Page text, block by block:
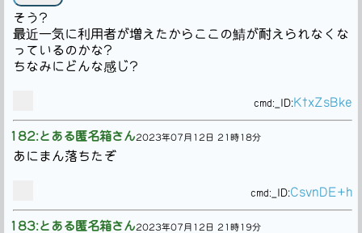
そう?
最近一気に利用者が増えたからここの鯖が耐えられなくな
っているのかな?
ちなみにどんな感じ?
cmd: _ID:KtxZsBke
182:とある匿名箱さん2023年07月12日 21時18分
あにまん落ちたぞ
cmd: _ID:CsvnDE+h
183:とある匿名箱さん2023年07月12日 21時19分